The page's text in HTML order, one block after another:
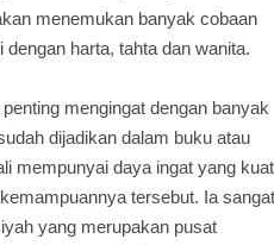
menemukan banyak cobaan
harta, tahta dan wanita.
mengingat dengan banyak
dijadikan dalam buku atau
mempunyai daya ingat yang kuat
tersebut. Ia sangat
yang merupakan pusat